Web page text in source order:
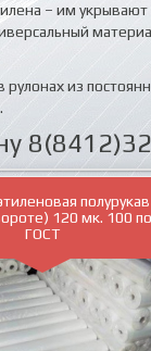
– им
из
120 мк. 100
ГОСТ